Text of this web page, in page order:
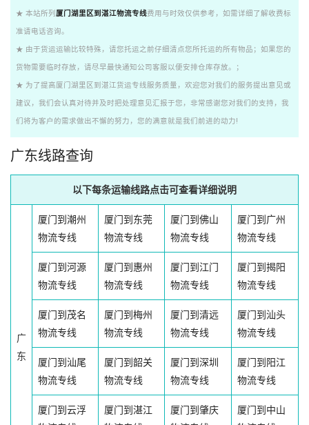
★ 本站所列 厦门湖里区到湛江物流专线费用与时效仅供参考，如需详细了解收费标
准请电话咨询。
★ 由于货运运输比较特殊，请您托运之前仔细清点您所托运的所有物品；如果您的
货物需要临时存放，请尽早最快通知公司客服以便安排仓库存放。；
★ 为了提高厦门湖里区到湛江货运专线服务质量，欢迎您对我们的服务提出意见或
建议，我们会认真对待并及时把处理意见汇报于您，非常感谢您对我们的支持，我
们将为客户的需求做出不懈的努力，您的满意就是我们前进的动力!
广东线路查询
以下每条运输线路点击可查看详细说明
广
东
厦门到潮州
物流专线
厦门到东莞
物流专线
厦门到佛山
物流专线
厦门到广州
物流专线
厦门到河源
物流专线
厦门到惠州
物流专线
厦门到江门
物流专线
厦门到揭阳
物流专线
厦门到茂名
物流专线
厦门到梅州
物流专线
厦门到清远
物流专线
厦门到汕头
物流专线
厦门到汕尾
物流专线
厦门到韶关
物流专线
厦门到深圳
物流专线
厦门到阳江
物流专线
厦门到云浮
厦门到湛江
厦门到肇庆
厦门到中山